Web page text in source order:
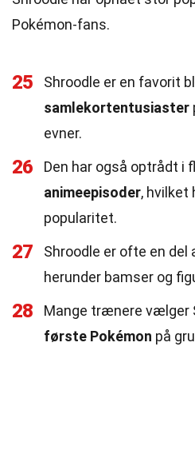
Pokémon-fans.
25
Shroodle er en favorit
samlekortentusiaster
evner.
26 Den har også optrådt i
animeepisoder, hvilket
popularitet.
27 Shroodle er ofte en del
herunder bamser og
28
Mange trænere vælger
første Pokémon på